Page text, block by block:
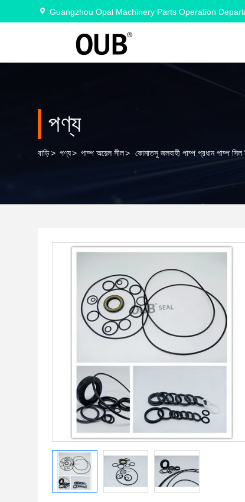
Guangzhou Opal Machinery Parts Operation
পণ্য
বাড়ি> পণ্য> পাম্প অয়েল সীল> কোমাতসু জলবাহী পাম্প প্রধান